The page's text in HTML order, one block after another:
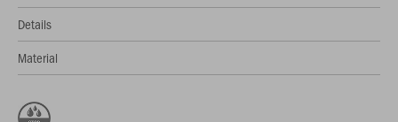
Details
Material